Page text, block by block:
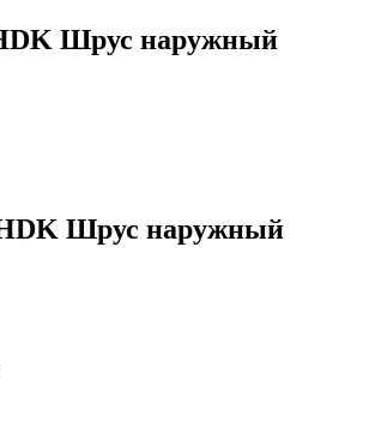
Шрус наружный
Шрус наружный